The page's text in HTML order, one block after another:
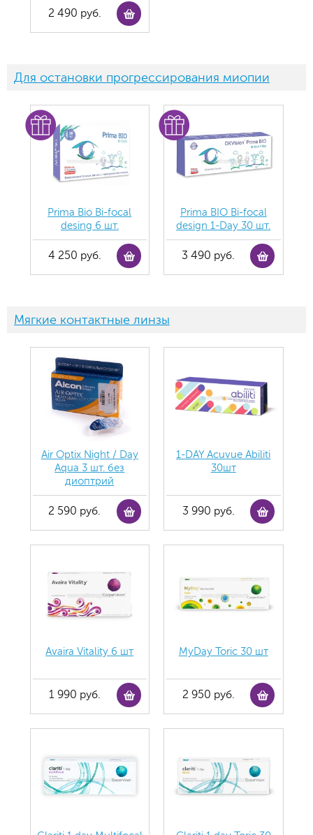
2 490 руб.
Для остановки прогрессирования миопии
Prima Bio Bi-focal
desing 6 шт.
4 250 руб.
Prima BIO Bi-focal
design 1-Day 30 шт.
3 490 руб.
Мягкие контактные линзы
Air Optix Night / Day
Aqua 3 шт. без
диоптрий
2 590 руб.
1-DAY Acuvue Abiliti
30шт
3 990 руб.
Avaira Vitality 6 шт
1 990 руб.
MyDay Toric 30 шт
2 950 руб.